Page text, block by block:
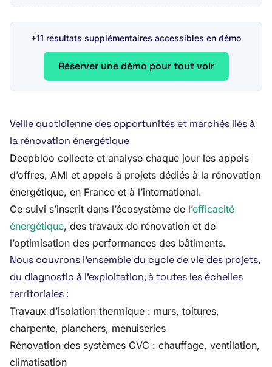
+11 résultats supplémentaires accessibles en démo
Réserver une démo pour tout voir
Veille quotidienne des opportunités et marchés liés à
la rénovation énergétique
Deepbloo collecte et analyse chaque jour les appels
d’offres, AMI et appels à projets dédiés à la rénovation
énergétique, en France et à l’international.
Ce suivi s’inscrit dans l’écosystème de l’efficacité
énergétique, des travaux de rénovation et de
l’optimisation des performances des bâtiments.
Nous couvrons l’ensemble du cycle de vie des projets,
du diagnostic à l’exploitation, à toutes les échelles
territoriales :
Travaux d’isolation thermique : murs, toitures,
charpente, planchers, menuiseries
Rénovation des systèmes CVC : chauffage, ventilation,
climatisation